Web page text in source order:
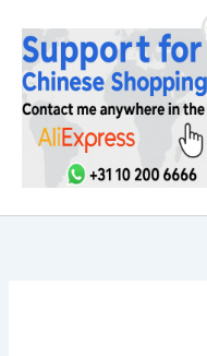
naar
inhoud